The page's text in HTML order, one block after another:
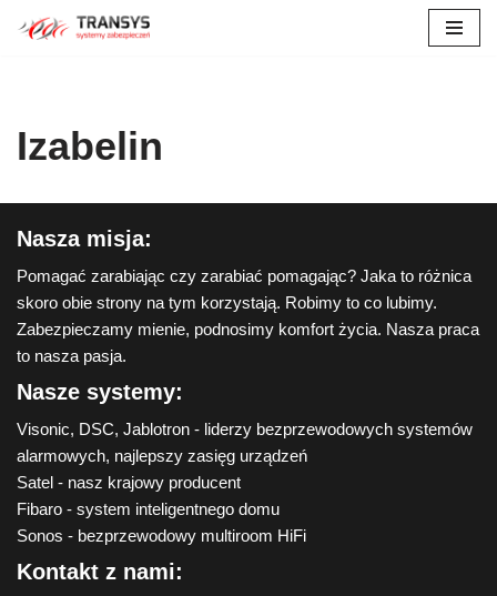
Izabelin
Nasza misja:
Pomagać zarabiając czy zarabiać pomagając? Jaka to różnica
skoro obie strony na tym korzystają. Robimy to co lubimy.
Zabezpieczamy mienie, podnosimy komfort życia. Nasza praca
to nasza pasja.
Nasze systemy:
Visonic, DSC, Jablotron - liderzy bezprzewodowych systemów
alarmowych, najlepszy zasięg urządzeń
Satel - nasz krajowy producent
Fibaro - system inteligentnego domu
Sonos - bezprzewodowy multiroom HiFi
Kontakt z nami: